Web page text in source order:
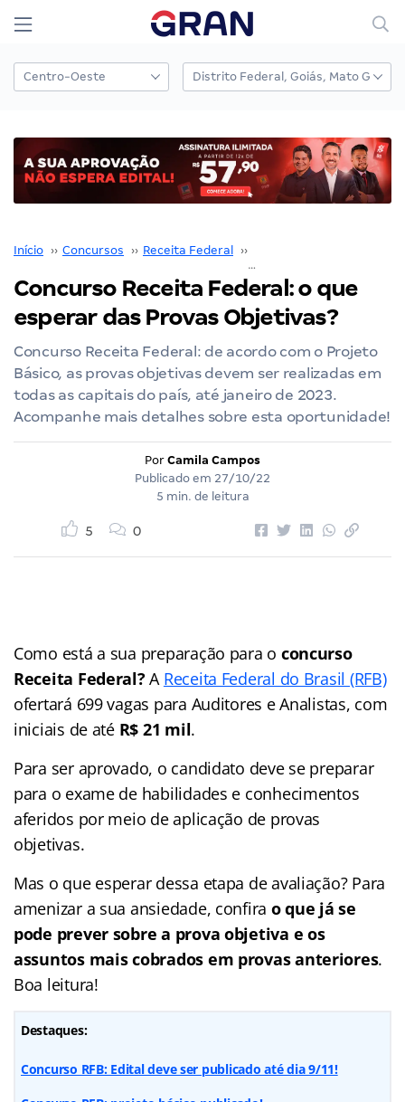
Início ›› Concursos ›› Receita Federal ››
Concurso Receita Federal: o que
esperar das Provas Objetivas?
Concurso Receita Federal: de acordo com o Projeto
Básico, as provas objetivas devem ser realizadas em
todas as capitais do país, até janeiro de 2023.
Acompanhe mais detalhes sobre esta oportunidade!
Por Camila Campos
Publicado em 27/10/22
5 min. de leitura
5 0
Como está a sua preparação para o concurso
Receita Federal?A Receita Federal do Brasil (RFB)
ofertará 699 vagas para Auditores e Analistas, com
iniciais de atéR$ 21 mil.
Para ser aprovado, o candidato deve se preparar
para o exame de habilidades e conhecimentos
aferidos por meio de aplicação de provas
objetivas.
Mas o que esperar dessa etapa de avaliação? Para
amenizar a sua ansiedade, confira o que já se
pode prever sobre a prova objetiva e os
assuntos mais cobrados em provas anteriores.
Boa leitura!
Destaques:
Concurso RFB: Edital deve ser publicado até dia 9/11!